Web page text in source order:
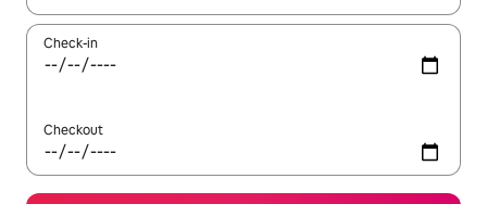
Check-in
Checkout